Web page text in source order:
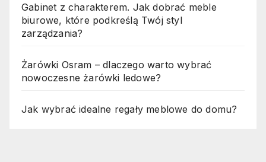
Gabinet z charakterem. Jak dobrać meble
biurowe, które podkreślą Twój styl
zarządzania?
Żarówki Osram – dlaczego warto wybrać
nowoczesne żarówki ledowe?
Jak wybrać idealne regały meblowe do domu?